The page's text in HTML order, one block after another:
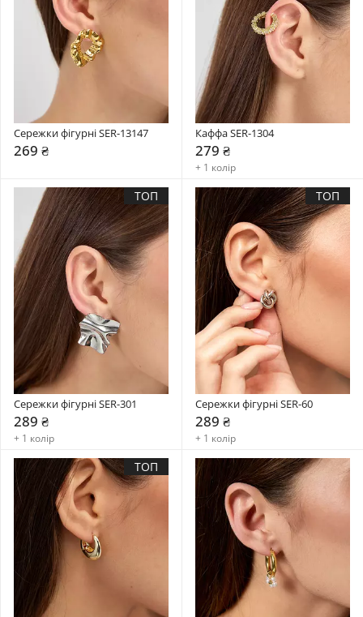
Сережки фігурні SER-13147
269 ₴
Каффа SER-1304
279 ₴
+ 1 колір
ТОП
Сережки фігурні SER-301
289 ₴
+ 1 колір
ТОП
Сережки фігурні SER-60
289 ₴
+ 1 колір
ТОП